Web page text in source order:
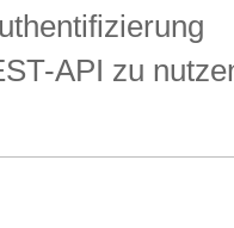
API zu